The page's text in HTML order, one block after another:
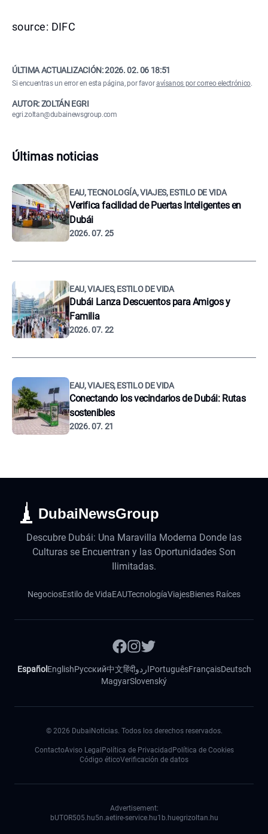
source: DIFC
ÚLTIMA ACTUALIZACIÓN:2026. 02. 06 18:51
Si encuentras un error en esta página, por favoravísanos por correo electrónico.
AUTOR: ZOLTÁN EGRI
egri.zoltan@dubainewsgroup.com
Últimas noticias
EAU, TECNOLOGÍA, VIAJES, ESTILO DE VIDA
Verifica facilidad de Puertas Inteligentes en
Dubái
2026. 07. 25
EAU, VIAJES, ESTILO DE VIDA
Dubái Lanza Descuentos para Amigos y
Familia
2026. 07. 22
EAU, VIAJES, ESTILO DE VIDA
Conectando los vecindarios de Dubái: Rutas
sostenibles
2026. 07. 21
DubaiNewsGroup
Descubre Dubái: Una Maravilla Moderna Donde las
Culturas se Encuentran y las Oportunidades Son
Ilimitadas.
NegociosEstilo de VidaEAUTecnologíaViajesBienes Raíces
Español EnglishРусский中文हिंदीاردوPortuguêsFrançaisDeutsch
MagyarSlovenský
© 2026 DubaiNoticias. Todos los derechos reservados.
ContactoAviso Legal Política de Privacidad Política de Cookies
Código éticoVerificación de datos
Advertisement:
bUTOR505.hu5n.aetire-service.hu1b.huegrizoltan.hu